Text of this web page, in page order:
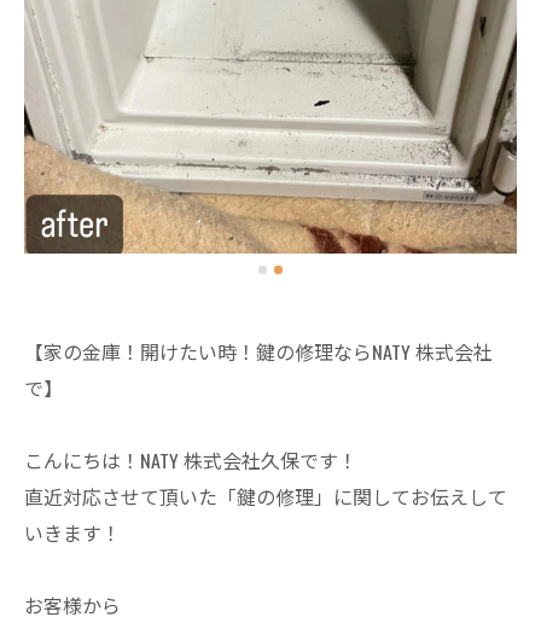
【家の金庫！開けたい時！鍵の修理ならNATY 株式会社
で】
こんにちは！NATY 株式会社久保です！
直近対応させて頂いた「鍵の修理」に関してお伝えして
いきます！
お客様から